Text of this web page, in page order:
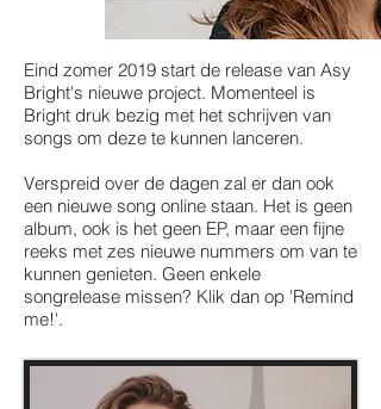
Eind zomer 2019 start de release van Asy
Bright's nieuwe project. Momenteel is
Bright druk bezig met het schrijven van
songs om deze te kunnen lanceren.
Verspreid over de dagen zal er dan ook
een nieuwe song online staan. Het is geen
album, ook is het geen EP, maar een fijne
reeks met zes nieuwe nummers om van te
kunnen genieten. Geen enkele
songrelease missen? Klik dan op 'Remind
me!'.